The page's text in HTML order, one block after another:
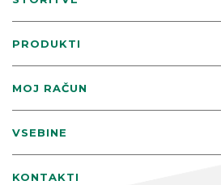
PRODUKTI
MOJ RAČUN
VSEBINE
KONTAKTI